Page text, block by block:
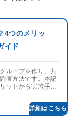
4つのメリッ
イド
ループを作り、共
査方法です。本記
ットから実施手順